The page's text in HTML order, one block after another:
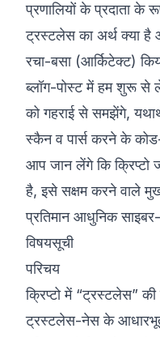
प्रणालियों के प्रदाता के
ट्रस्टलेस का अर्थ क्या है
रचा-बसा (आर्किटेक्ट)
ब्लॉग-पोस्ट में हम शुरू से
को गहराई से समझेंगे,
स्कैन व पार्स करने के
आप जान लेंगे कि क्रिप्टो
है, इसे सक्षम करने वाले
प्रतिमान आधुनिक
विषयसूची
परिचय
क्रिप्टो में “ट्रस्टलेस” की
ट्रस्टलेस-नेस के